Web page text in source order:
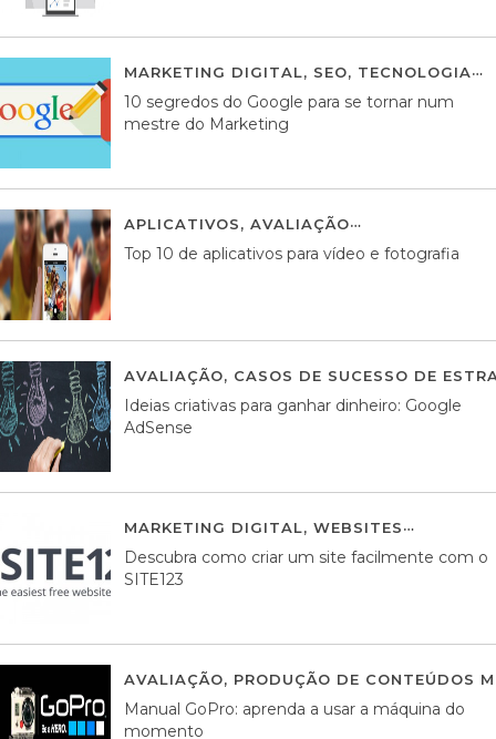
MARKETING DIGITAL, SEO, TECNOLOGIA
10 segredos do Google para se tornar num
mestre do Marketing
APLICATIVOS, AVALIAÇÃO
Top 10 de aplicativos para vídeo e fotografia
AVALIAÇÃO, CASOS DE SUCESSO DE
Ideias criativas para ganhar dinheiro: Google
AdSense
MARKETING DIGITAL, WEBSITES
Descubra como criar um site facilmente com o
SITE123
AVALIAÇÃO, PRODUÇÃO DE CONTEÚDOS
Manual GoPro: aprenda a usar a máquina do
momento